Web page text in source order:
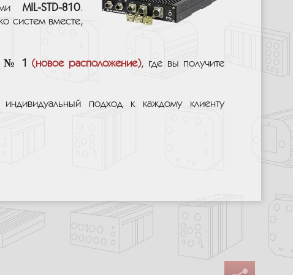
MIL-STD-810.
систем вместе,
№ 1 (новое расположение), где вы получите
подход к каждому клиенту